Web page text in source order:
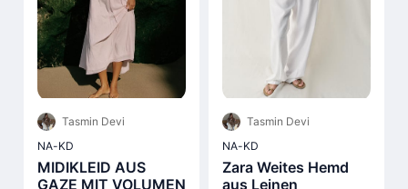
Tasmin Devi
NA-KD
MIDIKLEID AUS
GAZE MIT VOLUMEN
Tasmin Devi
NA-KD
Zara Weites Hemd
aus Leinen